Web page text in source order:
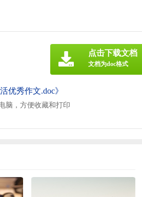
优秀作文.doc》
脑，方便收藏和打印
点击下载文档
文档为doc格式